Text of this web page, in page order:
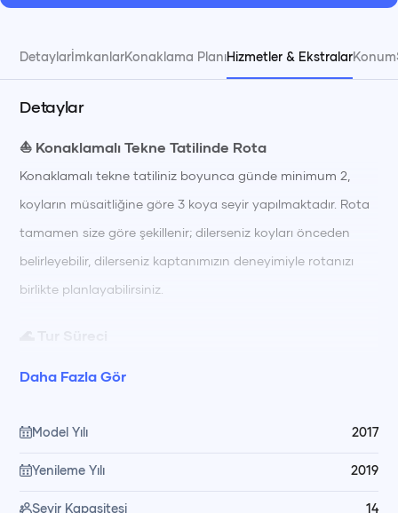
DetaylarİmkanlarKonaklama PlanıHizmetler & EkstralarKonum
Detaylar
⛵ Konaklamalı Tekne Tatilinde Rota
Konaklamalı tekne tatiliniz boyunca günde minimum 2,
koyların müsaitliğine göre 3 koya seyir yapılmaktadır. Rota
tamamen size göre şekillenir; dilerseniz koyları önceden
belirleyebilir, dilerseniz kaptanımızın deneyimiyle rotanızı
birlikte planlayabilirsiniz.
mürettebatımız tarafından teknede özenle hazırlanıp servis
edilir. Akşam saatlerinde gün batımı manzarası eşliğinde
Daha Fazla Gör
Model Yılı 2017
Yenileme Yılı 2019
Seyir Kapasitesi 14